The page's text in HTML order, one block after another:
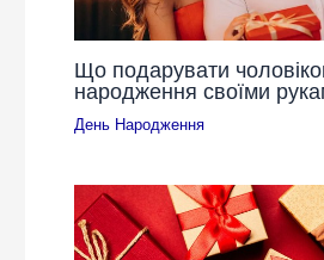
Що подарувати
народження своїми
День Народження